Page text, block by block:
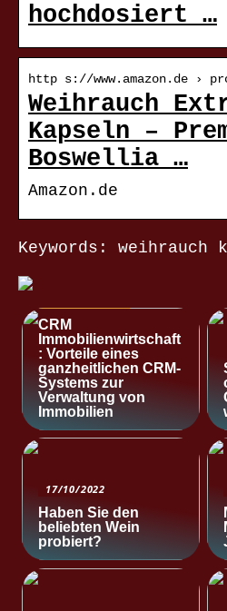
hochdosiert …
http s://www.amazon.de ›
Weihrauch
Kapseln –
Boswellia …
Amazon.de
Keywords: weihrauch
CRM
Immobilienwirtschaft
: Vorteile eines
ganzheitlichen CRM-
Systems zur
Verwaltung von
Immobilien
17/10/2022
Haben Sie den
beliebten Wein
probiert?